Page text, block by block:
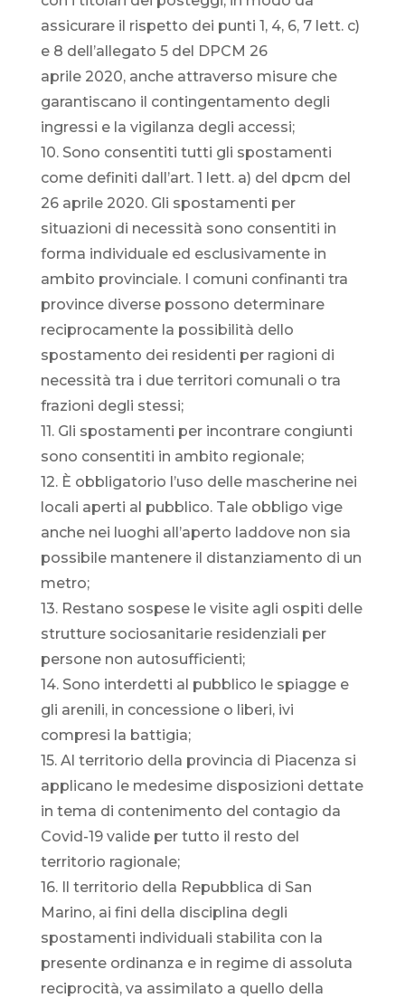
assicurare il rispetto dei punti 1, 4, 6, 7 lett. c)
e 8 dell’allegato 5 del DPCM 26
aprile 2020, anche attraverso misure che
garantiscano il contingentamento degli
ingressi e la vigilanza degli accessi;
10. Sono consentiti tutti gli spostamenti
come definiti dall’art. 1 lett. a) del dpcm del
26 aprile 2020. Gli spostamenti per
situazioni di necessità sono consentiti in
forma individuale ed esclusivamente in
ambito provinciale. I comuni confinanti tra
province diverse possono determinare
reciprocamente la possibilità dello
spostamento dei residenti per ragioni di
necessità tra i due territori comunali o tra
frazioni degli stessi;
11. Gli spostamenti per incontrare congiunti
sono consentiti in ambito regionale;
12. È obbligatorio l’uso delle mascherine nei
locali aperti al pubblico. Tale obbligo vige
anche nei luoghi all’aperto laddove non sia
possibile mantenere il distanziamento di un
metro;
13. Restano sospese le visite agli ospiti delle
strutture sociosanitarie residenziali per
persone non autosufficienti;
14. Sono interdetti al pubblico le spiagge e
gli arenili, in concessione o liberi, ivi
compresi la battigia;
15. Al territorio della provincia di Piacenza si
applicano le medesime disposizioni dettate
in tema di contenimento del contagio da
Covid-19 valide per tutto il resto del
territorio ragionale;
16. Il territorio della Repubblica di San
Marino, ai fini della disciplina degli
spostamenti individuali stabilita con la
presente ordinanza e in regime di assoluta
reciprocità, va assimilato a quello della